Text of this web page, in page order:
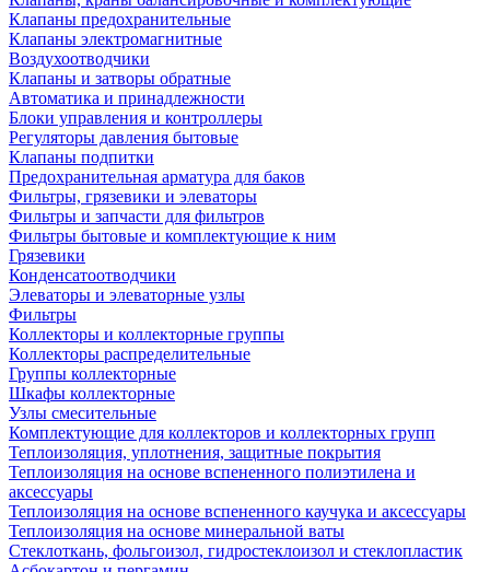
Клапаны предохранительные
Клапаны электромагнитные
Воздухоотводчики
Клапаны и затворы обратные
Автоматика и принадлежности
Блоки управления и контроллеры
Регуляторы давления бытовые
Клапаны подпитки
Предохранительная арматура для баков
Фильтры, грязевики и элеваторы
Фильтры и запчасти для фильтров
Фильтры бытовые и комплектующие к ним
Грязевики
Конденсатоотводчики
Элеваторы и элеваторные узлы
Фильтры
Коллекторы и коллекторные группы
Коллекторы распределительные
Группы коллекторные
Шкафы коллекторные
Узлы смесительные
Комплектующие для коллекторов и коллекторных групп
Теплоизоляция, уплотнения, защитные покрытия
Теплоизоляция на основе вспененного полиэтилена и
аксессуары
Теплоизоляция на основе вспененного каучука и аксессуары
Теплоизоляция на основе минеральной ваты
Стеклоткань, фольгоизол, гидростеклоизол и стеклопластик